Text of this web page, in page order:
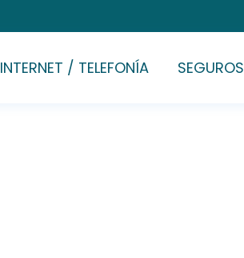
INTERNET / TELEFONÍA SEGUROS